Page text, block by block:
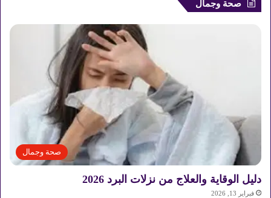
صحة وجمال
صحة وجمال
دليل الوقاية والعلاج من نزلات البرد 2026
فبراير 13, 2026